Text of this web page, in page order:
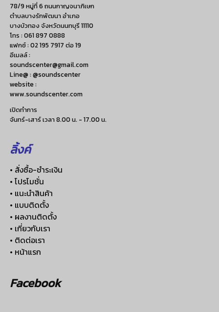
78/9 หมู่ที่ 6 ถนนกาญจนาภิเษก
ตำบลบางรักพัฒนา อำเภอ
บางบัวทอง จังหวัดนนทบุรี 11110
โทร :061 897 0888
แฟกซ์ :02 195 7917 ต่อ 19
อีเมลล์ :
soundscenter@gmail.com
Line@ : @soundscenter
website :
www.soundscenter.com
เปิดทำการ
จันทร์-เสาร์ เวลา 8.00 น. - 17.00 น.
ลิ้งค์
• สั่งซื้อ-ชำระเงิน
• โปรโมชั่น
• แนะนำสินค้า
• แบบติดตั้ง
• ผลงานติดตั้ง
• เกี่ยวกับเรา
• ติดต่อเรา
• หน้าแรก
Facebook